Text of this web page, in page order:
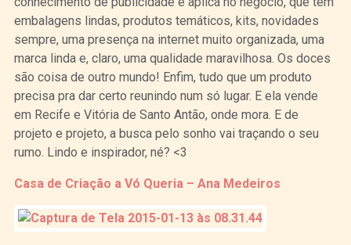
embalagens lindas, produtos temáticos, kits, novidades
sempre, uma presença na internet muito organizada, uma
marca linda e, claro, uma qualidade maravilhosa. Os doces
são coisa de outro mundo! Enfim, tudo que um produto
precisa pra dar certo reunindo num só lugar. E ela vende
em Recife e Vitória de Santo Antão, onde mora. E de
projeto e projeto, a busca pelo sonho vai traçando o seu
rumo. Lindo e inspirador, né? <3
Casa de Criação a Vó Queria – Ana Medeiros